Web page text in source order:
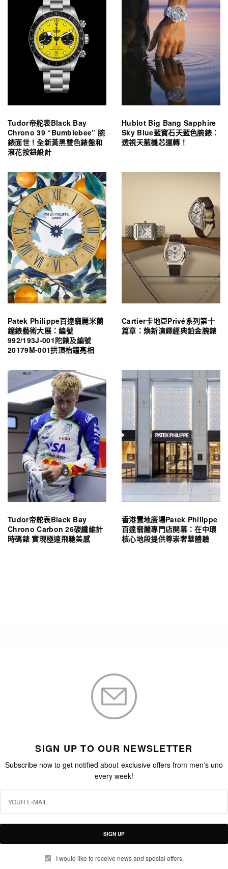
Tudor帝舵表Black Bay
Chrono 39 “Bumblebee” 腕
錶面世！全新黃黑雙色錶盤和
滾花按鈕設計
Hublot Big Bang Sapphire
Sky Blue藍寶石天藍色腕錶：
透視天藍機芯運轉！
Patek Philippe百達翡麗米蘭
鐘錶藝術大展：編號
992/193J-001陀錶及編號
20179M-001拱頂枱鐘亮相
Cartier卡地亞Privé系列第十
篇章：煥新演繹經典鉑金腕錶
Tudor帝舵表Black Bay
Chrono Carbon 26碳纖維計
時碼錶 實現極速飛馳美感
香港置地廣場Patek Philippe
百達翡麗專門店開幕：在中環
核心地段提供尊崇奢華體驗
SIGN UP TO OUR NEWSLETTER
Subscribe now to get notified about exclusive offers from men's uno
every week!
SIGN UP
I would like to receive news and special offers.